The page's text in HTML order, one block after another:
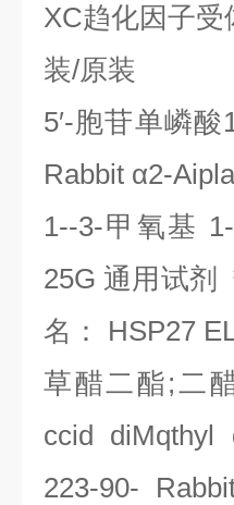
XC趋化因子受
装/原装
5′-胞苷单嶙酸
Rabbit α2-
1--3-甲氧基
25G 通用试剂
名：
HSP27
草醋二酯;二
ccid diMqthyl
223-90-